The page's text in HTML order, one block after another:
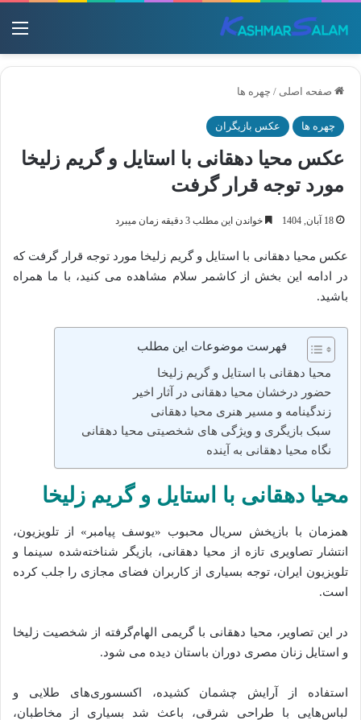
صفحه اصلی / چهره ها
چهره ها عکس بازیگران
عکس محیا دهقانی با استایل و گریم زلیخا
مورد توجه قرار گرفت
18 آبان, 1404 خواندن این مطلب 3 دقیقه زمان میبرد
عکس محیا دهقانی با استایل و گریم زلیخا مورد توجه قرار گرفت که
در ادامه این بخش از کاشمر سلام مشاهده می کنید، با ما همراه
باشید.
فهرست موضوعات این مطلب
محیا دهقانی با استایل و گریم زلیخا
حضور درخشان محیا دهقانی در آثار اخیر
زندگینامه و مسیر هنری محیا دهقانی
سبک بازیگری و ویژگی‌ های شخصیتی محیا دهقانی
نگاه محیا دهقانی به آینده
محیا دهقانی با استایل و گریم زلیخا
همزمان با بازپخش سریال محبوب «یوسف پیامبر» از تلویزیون،
انتشار تصاویری تازه از محیا دهقانی، بازیگر شناخته‌شده سینما و
تلویزیون ایران، توجه بسیاری از کاربران فضای مجازی را جلب کرده
است.
در این تصاویر، محیا دهقانی با گریمی الهام‌گرفته از شخصیت زلیخا
و استایل زنان مصری دوران باستان دیده می‌ شود.
استفاده از آرایش چشمان کشیده، اکسسوری‌های طلایی و
لباس‌هایی با طراحی شرقی، باعث شد بسیاری از مخاطبان،